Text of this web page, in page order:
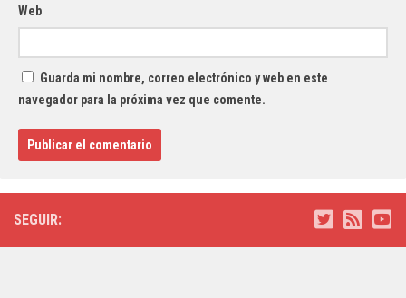
Web
Guarda mi nombre, correo electrónico y web en este
navegador para la próxima vez que comente.
SEGUIR: